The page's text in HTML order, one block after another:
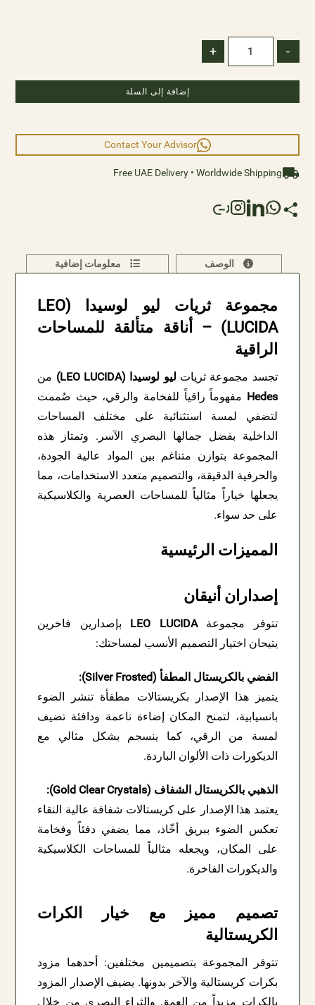
-
+
إضافة إلى السلة
Contact Your Advisor
Free UAE Delivery • Worldwide Shipping
الوصف معلومات إضافية
مجموعة ثريات ليو لوسيدا (LEO
LUCIDA) – أناقة متألقة للمساحات
الراقية
تجسد مجموعة ثريات ليو لوسيدا (LEO LUCIDA)
من
Hedes مفهوماً راقياً للفخامة والرقي، حيث صُممت
لتضفي لمسة استثنائية على مختلف المساحات
الداخلية بفضل جمالها البصري الآسر. وتمتاز هذه
المجموعة بتوازن متناغم بين المواد عالية الجودة،
والحرفية الدقيقة، والتصميم متعدد الاستخدامات، مما
يجعلها خياراً مثالياً للمساحات العصرية والكلاسيكية
على حد سواء.
المميزات الرئيسية
إصداران أنيقان
تتوفر مجموعةLEO LUCIDA بإصدارين فاخرين
يتيحان اختيار التصميم الأنسب لمساحتك:
الفضي بالكريستال المطفأ (Silver Frosted):
يتميز هذا الإصدار بكريستالات مطفأة تنشر الضوء
بانسيابية، لتمنح المكان إضاءة ناعمة ودافئة تضيف
لمسة من الرقي، كما ينسجم بشكل مثالي مع
الديكورات ذات الألوان الباردة.
الذهبي بالكريستال الشفاف (Gold Clear Crystals):
يعتمد هذا الإصدار على كريستالات شفافة عالية النقاء
تعكس الضوء ببريق أخّاذ، مما يضفي دفئاً وفخامة
على المكان، ويجعله مثالياً للمساحات الكلاسيكية
والديكورات الفاخرة.
تصميم مميز مع خيار الكرات
الكريستالية
تتوفر المجموعة بتصميمين مختلفين: أحدهما مزود
بكرات كريستالية والآخر بدونها. يضيف الإصدار المزود
بالكرات مزيداً من العمق والثراء البصري من خلال